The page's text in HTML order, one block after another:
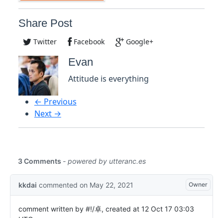
Share Post
Twitter Facebook Google+
Evan
Attitude is everything
← Previous
Next →